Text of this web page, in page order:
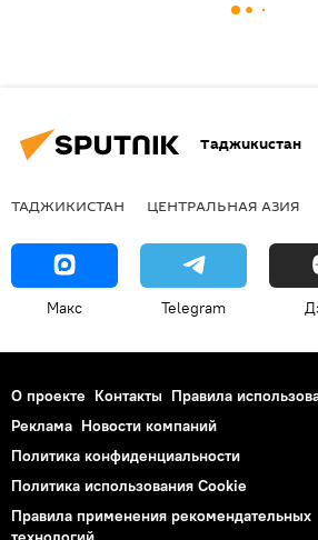
Таджикистан
ТАДЖИКИСТАН ЦЕНТРАЛЬНАЯ АЗИЯ
Макс Telegram
О проекте Контакты Правила
Реклама Новости компаний
Политика конфиденциальности
Политика использования Cookie
Правила применения рекомендательных